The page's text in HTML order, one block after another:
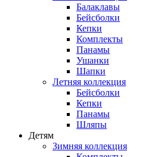
Балаклавы
Бейсболки
Кепки
Комплекты
Панамы
Ушанки
Шапки
Летняя коллекция
Бейсболки
Кепки
Панамы
Шляпы
Детям
Зимняя коллекция